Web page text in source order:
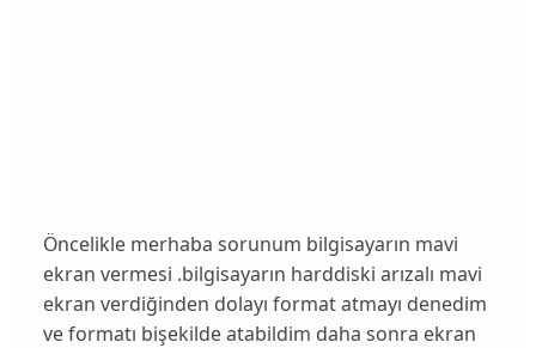
Öncelikle merhaba sorunum bilgisayarın mavi
ekran vermesi .bilgisayarın harddiski arızalı mavi
ekran verdiğinden dolayı format atmayı denedim
ve formatı bişekilde atabildim daha sonra ekran